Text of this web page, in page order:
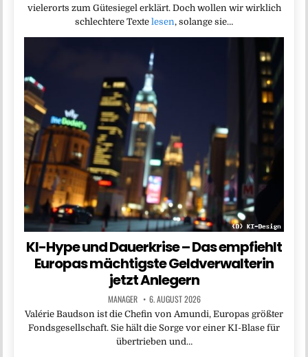
vielerorts zum Gütesiegel erklärt. Doch wollen wir wirklich
schlechtere Texte lesen, solange sie…
KI-Hype und Dauerkrise – Das empfiehlt
Europas mächtigste Geldverwalterin
jetzt Anlegern
MANAGER 6. AUGUST 2026
Valérie Baudson ist die Chefin von Amundi, Europas größter
Fondsgesellschaft. Sie hält die Sorge vor einer KI-Blase für
übertrieben und…